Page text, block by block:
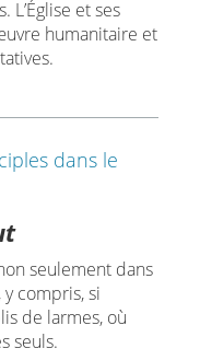
L’Église et ses
humanitaire et
seulement dans
compris, si
de larmes, où
seuls.